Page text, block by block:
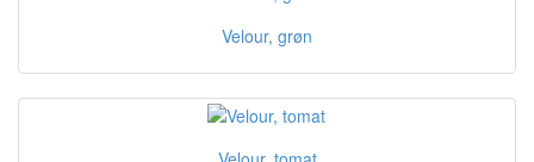
Velour, grøn